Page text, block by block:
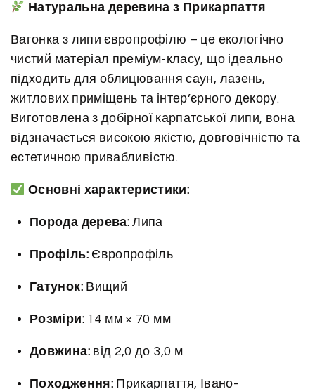
р
о
ф
(
и
Натуральна деревина з Прикарпаття
Вагонка з липи європрофілю – це екологічно
чистий матеріал преміум-класу, що ідеально
підходить для облицювання саун, лазень,
житлових приміщень та інтер’єрного декору.
Виготовлена з добірної карпатської липи, вона
відзначається високою якістю, довговічністю та
естетичною привабливістю.
Основні характеристики:
Порода дерева: Липа
Профіль:Європрофіль
Гатунок:Вищий
Розміри:14 мм × 70 мм
Довжина:від 2,0 до 3,0 м
Походження:Прикарпаття, Івано-